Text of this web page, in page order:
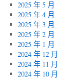
2025 年 5 月
2025 年 4 月
2025 年 3 月
2025 年 2 月
2025 年 1 月
2024 年 12 月
2024 年 11 月
2024 年 10 月